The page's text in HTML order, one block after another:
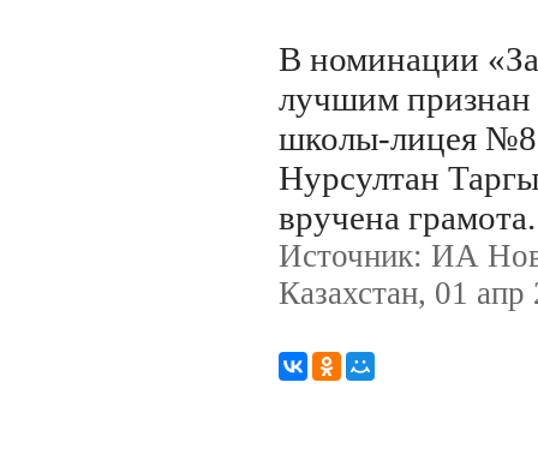
В номинации
лучшим признан
школы-лицея №8
Нурсултан
вручена грамота.
Источник: ИА
Казахстан, 01 апр